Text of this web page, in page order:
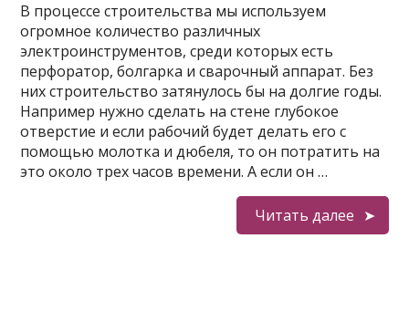
В процессе строительства мы используем
огромное количество различных
электроинструментов, среди которых есть
перфоратор, болгарка и сварочный аппарат. Без
них строительство затянулось бы на долгие годы.
Например нужно сделать на стене глубокое
отверстие и если рабочий будет делать его с
помощью молотка и дюбеля, то он потратить на
это около трех часов времени. А если он …
Читать далее